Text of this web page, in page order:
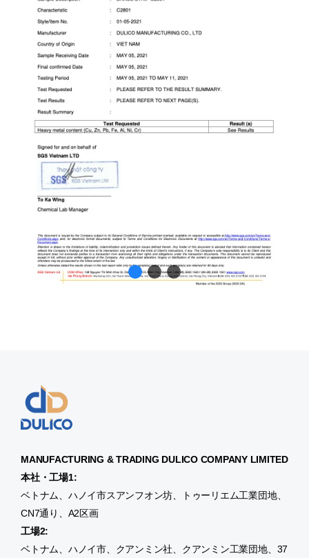
MANUFACTURING & TRADING DULICOCOMPANY LIMITED
本社・工場1:
ベトナム、ハノイ市スアンフオン坊、トゥーリエム工業団地、
CN7通り、A2区画
工場2:
ベトナム、ハノイ市、クアンミン社、クアンミン工業団地、37